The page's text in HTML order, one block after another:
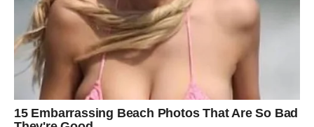
ali njegova ostavština će živjeti dalje.U svijetu sporta, gdje se
često zaboravljaju individualne priče, Zlatanova priča o
uspjehu, borbi i hrabrosti ostaje svijetla tačka inspiracije za
mnoge.
Njegova sposobnost da unese strast i autentičnost u
sve što radi učiniće ga legendom koja će trajati, a njegov uticaj
na mlade sportiste će se osjećati još dugo nakon njegovog
povlačenja.Njegova priča nije samo o nogometu, već o